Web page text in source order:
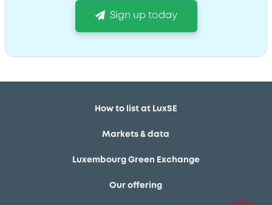
Sign up today
How to list at LuxSE
Markets & data
Luxembourg Green Exchange
Our offering